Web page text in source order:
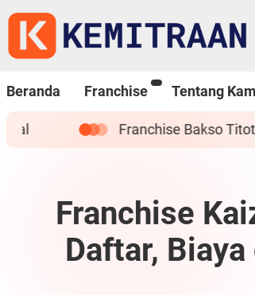
Beranda Franchise Tentang
: Syarat Cara Daftar, Biaya dan
Franchise
Daftar,